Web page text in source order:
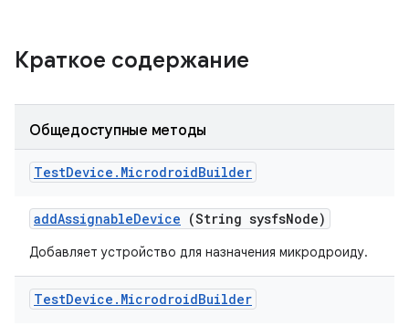
Краткое содержание
Общедоступные методы
TestDevice . MicrodroidBuilder
addAssignableDevice (String sysfsNode)
Добавляет устройство для назначения микродроиду.
TestDevice . MicrodroidBuilder